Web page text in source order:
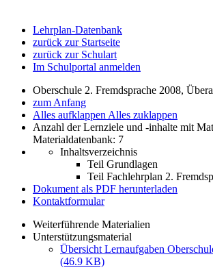
Lehrplan-Datenbank
zurück zur Startseite
zurück zur Schulart
Im Schulportal anmelden
Oberschule 2. Fremdsprache 2008,
zum Anfang
Alles aufklappen Alles zuklappen
Anzahl der Lernziele und -inhalte mit
Materialdatenbank: 7
Inhaltsverzeichnis
Teil Grundlagen
Teil Fachlehrplan 2.
Dokument als PDF herunterladen
Kontaktformular
Weiterführende Materialien
Unterstützungsmaterial
Übersicht Lernaufgaben
(46.9 KB)